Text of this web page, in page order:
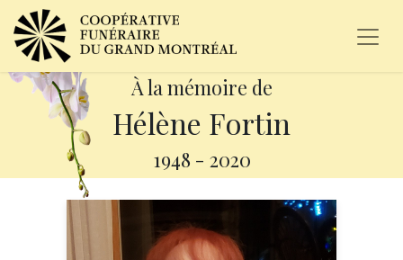
À la mémoire de
Hélène Fortin
1948 - 2020